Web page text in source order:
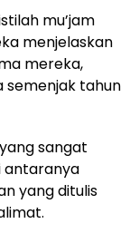
mu’jam
menjelaskan
mereka,
semenjak tahun
sangat
antaranya
yang ditulis